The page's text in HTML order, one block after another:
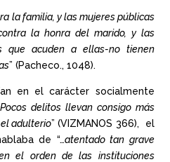
la familia, y las mujeres públicas
la honra del marido, y las
que acuden a ellas-no tienen
” (Pacheco., 1048).
en el carácter socialmente
Pocos delitos llevan consigo más
adulterio” (VIZMANOS 366), el
de “…atentado tan grave
el orden de las instituciones